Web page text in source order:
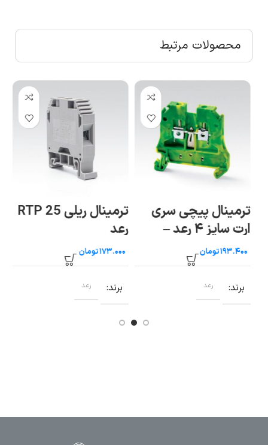
محصولات مرتبط
ترمینال پیچی سری
ارت سایز ۴ رعد –
RT/SG 4-E (RETX
4)
تومان
برند رعد
ترمینال ریلی RTP 25
رعد
تومان
برند رعد